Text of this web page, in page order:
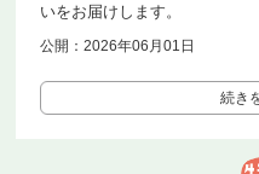
いをお届けします。
公開：2026年06月01日
続き